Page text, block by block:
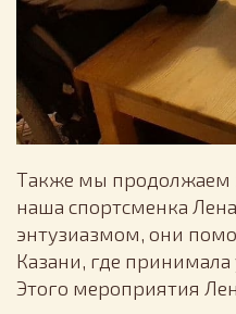
Также мы продолжаем
наша спортсменка
энтузиазмом, они
Казани, где
Этого мероприятия